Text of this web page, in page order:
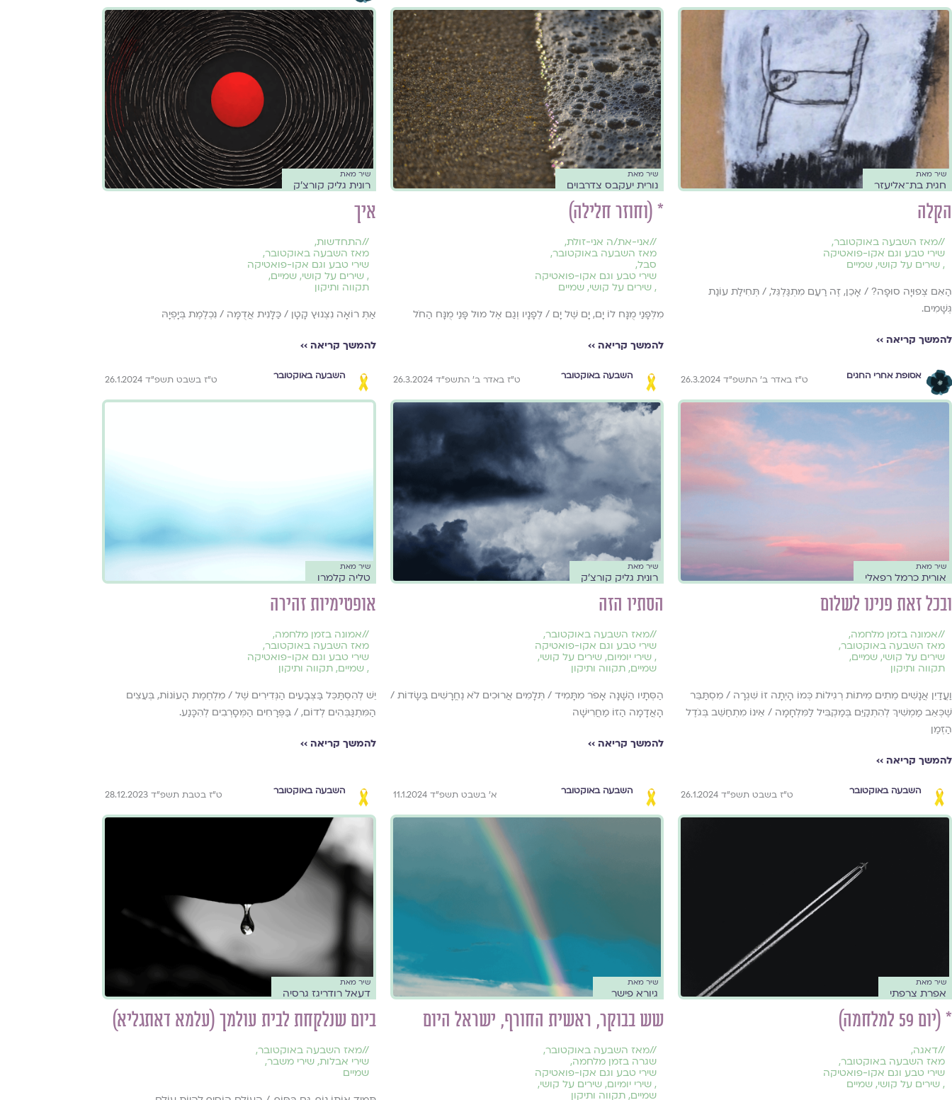
שיר מאת
חגית בת־אליעזר
הקלה
//מאז השבעה באוקטובר,
שירי טבע וגם אקו-פואטיקה
, שירים על קושי, שמיים
הַאִם צְפוּיָה סוּפָה? / אָכֵן, זֶה רַעַם מִתְגַּלְגֵּל, / תְּחִילַת עוֹנַת
גְּשָׁמִים.
להמשך קריאה ››
שיר מאת
נורית יעקבס צדרבוים
* (וחוזר חלילה)
//אני-את/ה אני-זולת,
מאז השבעה באוקטובר,
סבל,
שירי טבע וגם אקו-פואטיקה
, שירים על קושי, שמיים
מִלְּפָנַי מֻנָּח לוֹ יָם, יָם שֶׁל יָם / לְפָנָיו וְגַם אֶל מוּל פָּנַי מֻנָּח הַחֹל
להמשך קריאה ››
שיר מאת
רונית גליק קורצ'ק
איך
//התחדשות,
מאז השבעה באוקטובר,
שירי טבע וגם אקו-פואטיקה
,שירים על קושי,שמיים,
תקווה ותיקון
אַתְּ רוֹאָה נִצְנוּץ קָטָן / כַּלָּנִית אֲדֻמָּה / נִכְלֶמֶת בְּיָפְיָהּ
להמשך קריאה ››
אסופת אחרי החגים ט״ז באדר ב׳ התשפ״ד 26.3.2024
שיר מאת
אורית כרמל רפאלי
ובכל זאת פנינו לשלום
//אמונה בזמן מלחמה,
מאז השבעה באוקטובר,
שירים על קושי, שמיים,
תקווה ותיקון
וַעֲדַיִן אֲנָשִׁים מֵתִים מִיתוֹת רְגִילוֹת כְּמוֹ הָיְתָה זוֹ שִׁגְרָה / מִסְתַּבֵּר
שֶׁכְּאֵב מַמְשִׁיךְ לְהִתְקַיֵּם בְּמַקְבִּיל לַמִּלְחָמָה / אֵינוֹ מִתְחַשֵּׁב בְּגֹדֶל
הַזְּמַן
להמשך קריאה ››
השבעה באוקטובר ט״ז באדר ב׳ התשפ״ד 26.3.2024
שיר מאת
רונית גליק קורצ'ק
הסתיו הזה
//מאז השבעה באוקטובר,
שירי טבע וגם אקו-פואטיקה
, שירי יומיום, שירים על קושי,
שמיים, תקווה ותיקון
הַסְּתָיו הַשָּׁנָה אָפֹר מִתָּמִיד / תְּלָמִים אֲרוּכִים לֹא נֶחֱרָשִׁים בַּשָּׂדוֹת /
הָאֲדָמָה הַזּוֹ מַחֲרִישָׁה
להמשך קריאה ››
השבעה באוקטובר ט״ז בשבט תשפ״ד 26.1.2024
שיר מאת
טליה קלמרו
אופטימיות זהירה
//אמונה בזמן מלחמה,
מאז השבעה באוקטובר,
שירי טבע וגם אקו-פואטיקה
,שמיים,תקווה ותיקון
יֵשׁ לְהִסְתַּכֵּל בַּצְּבָעִים הַנְּדִירִים שֶׁל / מִלְחֶמֶת הָעוֹנוֹת, בְּעֵצִים
הַמִּתְגַּבְּהִים לְדוֹם, / בַּפְּרָחִים הַמְּסָרְבִים לְהִכָּנַע.
להמשך קריאה ››
השבעה באוקטובר ט״ז בשבט תשפ״ד 26.1.2024
שיר מאת
אפרת צרפתי
* (יום 59 למלחמה)
//דאגה,
מאז השבעה באוקטובר,
שירי טבע וגם אקו-פואטיקה
, שירים על קושי, שמיים
השבעה באוקטובר א׳ בשבט תשפ״ד 11.1.2024
שיר מאת
גיורא פישר
שש בבוקר, ראשית החורף, ישראל היום
//מאז השבעה באוקטובר,
שגרה בזמן מלחמה,
שירי טבע וגם אקו-פואטיקה
, שירי יומיום, שירים על קושי,
שמיים, תקווה ותיקון
השבעה באוקטובר ט״ז בטבת תשפ״ד 28.12.2023
שיר מאת
דעאל רודריגז גרסיה
ביום שנלקחת לבית עולמך (עלמא דאתגליא)
//מאז השבעה באוקטובר,
שירי אבלות,שירי משבר,
שמיים